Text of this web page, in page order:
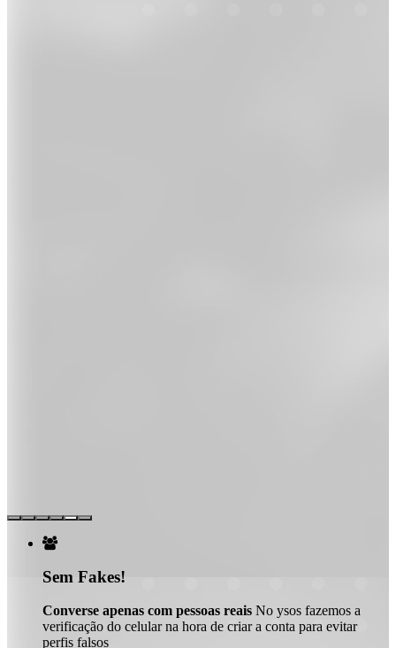

Sem Fakes!
Converse apenas com pessoas reais No ysos fazemos a
verificação do celular na hora de criar a conta para evitar
perfis falsos